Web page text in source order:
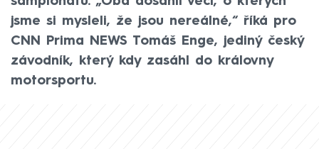
jsme si mysleli, že jsou nereálné,“ říká pro
CNN Prima NEWS Tomáš Enge, jediný český
závodník, který kdy zasáhl do královny
motorsportu.